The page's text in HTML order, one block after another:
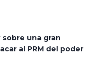
sobre una gran
al PRM del poder